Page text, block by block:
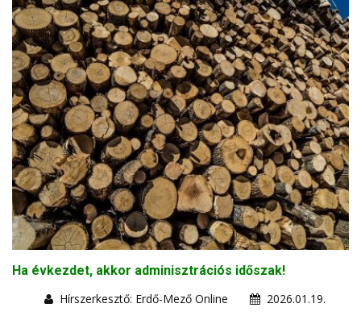
Ha évkezdet, akkor adminisztrációs időszak!
Hírszerkesztő: Erdő-Mező Online
2026.01.19.